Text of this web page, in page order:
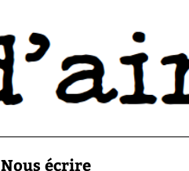
Nous écrire